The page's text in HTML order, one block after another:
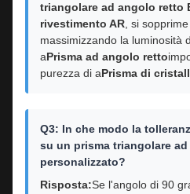
triangolare ad angolo retto
rivestimento AR, si
massimizzando la luminosità
aPrisma ad angolo retto
purezza di aPrisma di
Q3: In che modo la
su un prisma triangolare
personalizzato?
Risposta:Se l'angolo di 90